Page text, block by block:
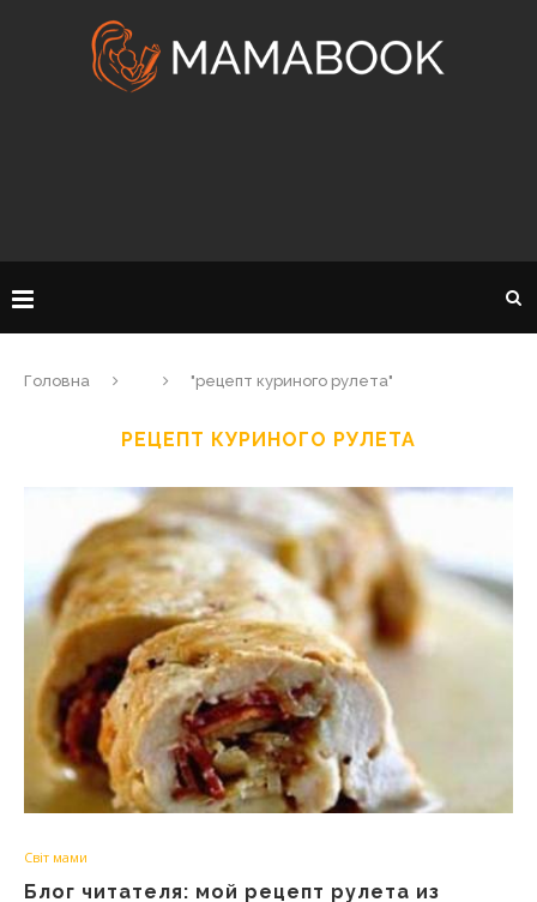
Головна "рецепт куриного рулета"
РЕЦЕПТ КУРИНОГО РУЛЕТА
Світ мами
Блог читателя: мой рецепт рулета из